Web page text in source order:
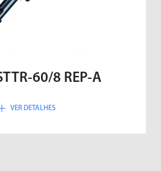
60/8 REP-A
VER DETALHES